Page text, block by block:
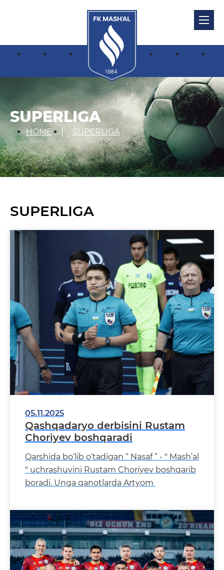
SUPERLIGA
HOME SUPERLIGA
SUPERLIGA
05.11.2025
Qashqadaryo derbisini Rustam
Choriyev boshqaradi
Qarshida bo‘lib o‘tadigan “ Nasaf ” - " Mash’al
" uchrashuvini Rustam Choriyev boshqarib
boradi. Unga qanotlarda Artyom